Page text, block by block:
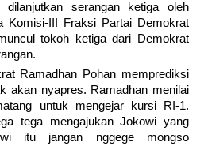
dilanjutkan serangan ketiga oleh
Komisi-III Fraksi Partai Demokrat
tokoh ketiga dari Demokrat
Ramadhan Pohan memprediksi
akan nyapres. Ramadhan menilai
untuk mengejar kursi RI-1.
tega mengajukan Jokowi yang
itu jangan nggege mongso